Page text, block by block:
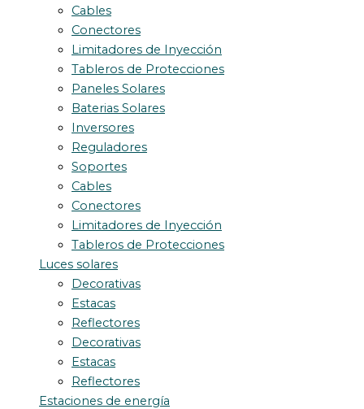
Cables
Conectores
Limitadores de Inyección
Tableros de Protecciones
Paneles Solares
Baterias Solares
Inversores
Reguladores
Soportes
Cables
Conectores
Limitadores de Inyección
Tableros de Protecciones
Luces solares
Decorativas
Estacas
Reflectores
Decorativas
Estacas
Reflectores
Estaciones de energía